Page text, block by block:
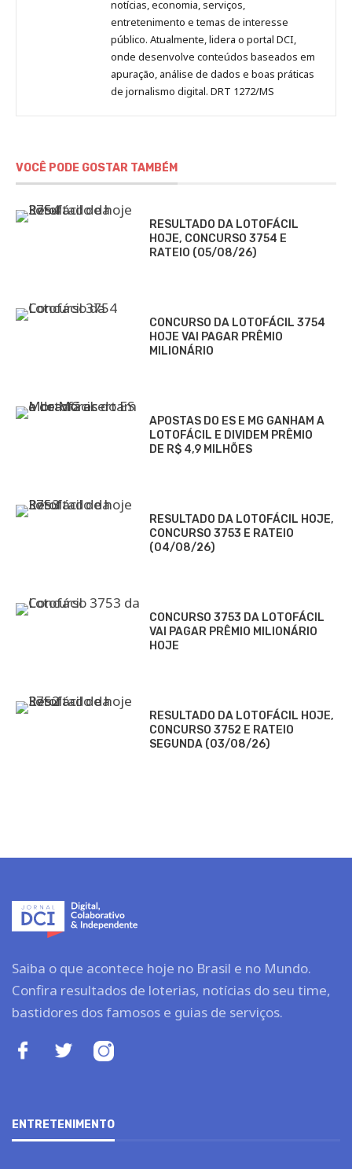
notícias, economia, serviços,
entretenimento e temas de interesse
público. Atualmente, lidera o portal DCI,
onde desenvolve conteúdos baseados em
apuração, análise de dados e boas práticas
de jornalismo digital. DRT 1272/MS
VOCÊ PODE GOSTAR TAMBÉM
RESULTADO DA LOTOFÁCIL
HOJE, CONCURSO 3754 E
RATEIO (05/08/26)
CONCURSO DA LOTOFÁCIL 3754
HOJE VAI PAGAR PRÊMIO
MILIONÁRIO
APOSTAS DO ES E MG GANHAM A
LOTOFÁCIL E DIVIDEM PRÊMIO
DE R$ 4,9 MILHÕES
RESULTADO DA LOTOFÁCIL HOJE,
CONCURSO 3753 E RATEIO
(04/08/26)
CONCURSO 3753 DA LOTOFÁCIL
VAI PAGAR PRÊMIO MILIONÁRIO
HOJE
RESULTADO DA LOTOFÁCIL HOJE,
CONCURSO 3752 E RATEIO
SEGUNDA (03/08/26)
Saiba o que acontece hoje no Brasil e no Mundo.
Confira resultados de loterias, notícias do seu time,
bastidores dos famosos e guias de serviços.
ENTRETENIMENTO